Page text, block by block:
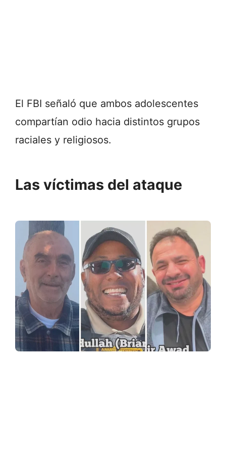
El FBI señaló que ambos adolescentes
compartían odio hacia distintos grupos
raciales y religiosos.
Las víctimas del ataque